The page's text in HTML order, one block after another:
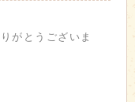
がとうございま